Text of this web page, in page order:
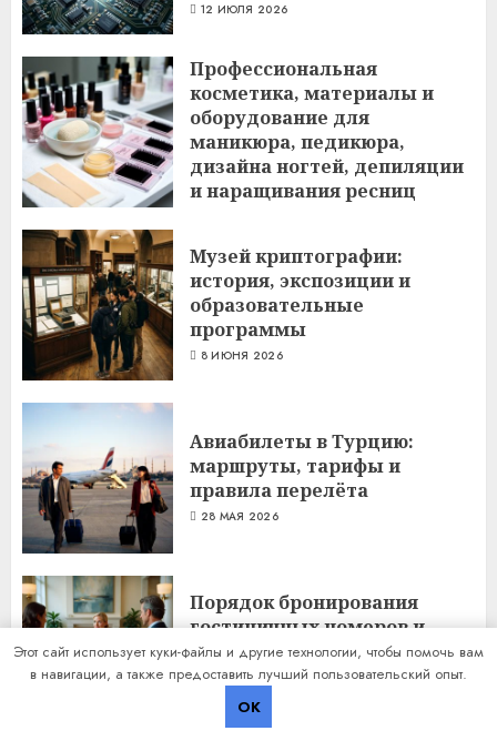
12 ИЮЛЯ 2026
Профессиональная
косметика, материалы и
оборудование для
маникюра, педикюра,
дизайна ногтей, депиляции
и наращивания ресниц
Музей криптографии:
история, экспозиции и
образовательные
программы
8 ИЮНЯ 2026
Авиабилеты в Турцию:
маршруты, тарифы и
правила перелёта
28 МАЯ 2026
Порядок бронирования
гостиничных номеров и
ключевые условия
проживания
27 МАЯ 2026
Этот сайт использует куки-файлы и другие технологии, чтобы помочь вам
в навигации, а также предоставить лучший пользовательский опыт.
OK